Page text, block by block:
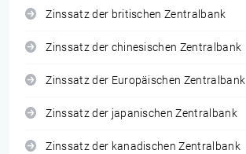
Zinssatz der britischen Zentralbank
Zinssatz der chinesischen Zentralbank
Zinssatz der Europäischen Zentralbank
Zinssatz der japanischen Zentralbank
Zinssatz der kanadischen Zentralbank